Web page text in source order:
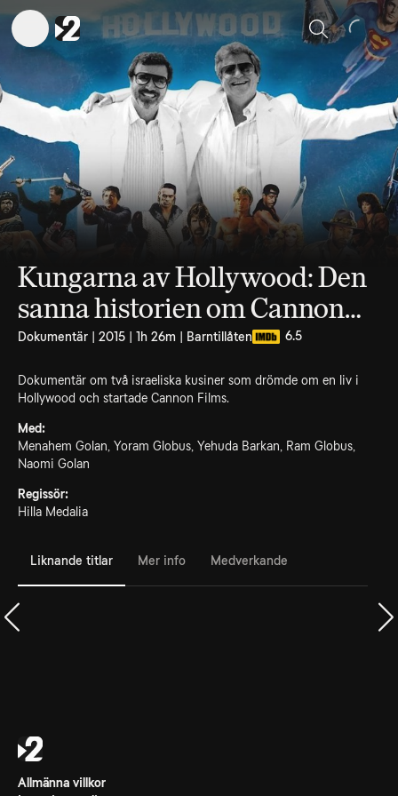
Sök
Kungarna av Hollywood: Den
sanna historien om Cannon
Films uppgång och fall
Dokumentär | 2015 | 1h 26m | Barntillåten 6.5
Dokumentär om två israeliska kusiner som drömde om en liv i
Hollywood och startade Cannon Films.
Med:
Menahem Golan, Yoram Globus, Yehuda Barkan, Ram Globus,
Naomi Golan
Regissör:
Hilla Medalia
Liknande titlar Mer info Medverkande
Allmänna villkor